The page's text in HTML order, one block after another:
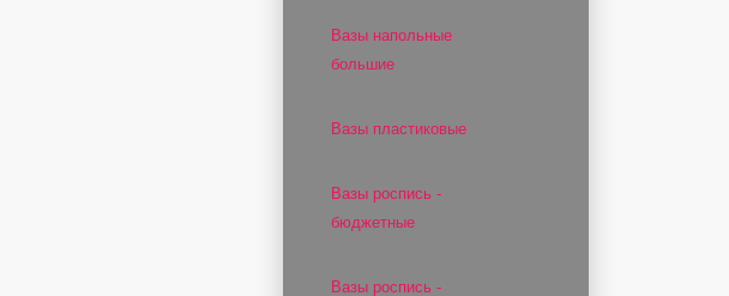
Вазы напольные
большие
Вазы пластиковые
Вазы роспись -
бюджетные
Вазы роспись -